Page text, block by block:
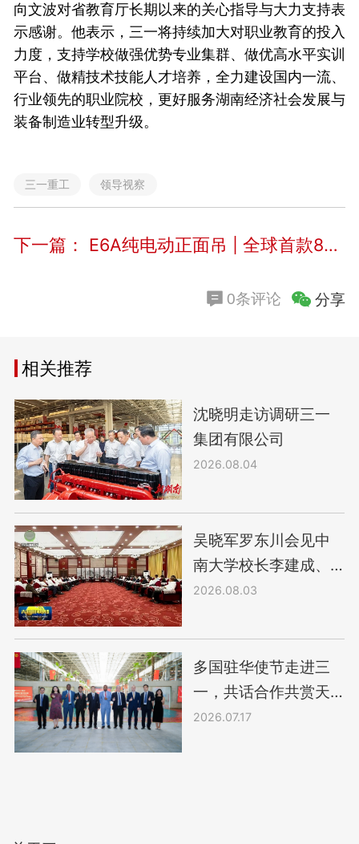
向文波对省教育厅长期以来的关心指导与大力支持表
示感谢。他表示，三一将持续加大对职业教育的投入
力度，支持学校做强优势专业集群、做优高水平实训
平台、做精技术技能人才培养，全力建设国内一流、
行业领先的职业院校，更好服务湖南经济社会发展与
装备制造业转型升级。
三一重工 领导视察
下一篇： E6A纯电动正面吊 | 全球首款800V高压平台电动正面吊
0条评论 分享
相关推荐
沈晓明走访调研三一
集团有限公司
2026.08.04
吴晓军罗东川会见中
南大学校长李建成、
三一集团轮值董事长
2026.08.03
多国驻华使节走进三
一，共话合作共赏天
籁
2026.07.17